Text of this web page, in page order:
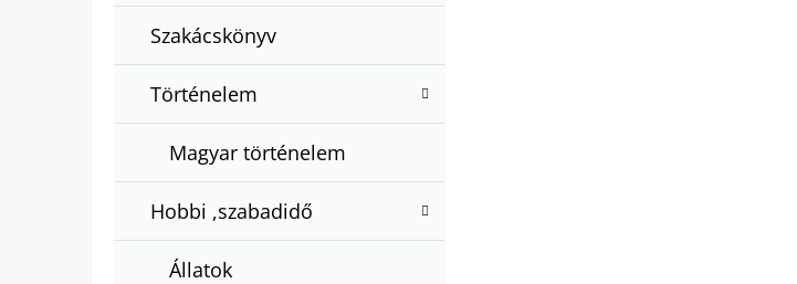
Szakácskönyv
Történelem
Magyar történelem
Hobbi ,szabadidő
Állatok